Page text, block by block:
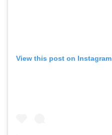
View this post on Instagram